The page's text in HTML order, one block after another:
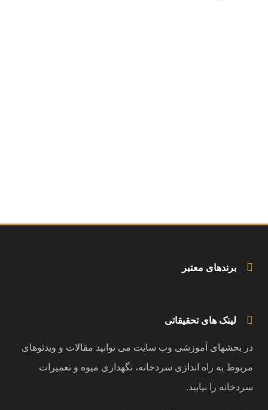
برندهای معتبر
لینک های تحقیقاتی
در بخشهای آموزشی وب سایت می توانید مقالات و ویدئوهای
مربوط به راه اندازی سردخانه، نگهداری میوه و تعمیرات
سردخانه را بیابید.